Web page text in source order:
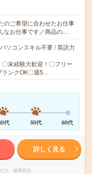
のご希望に合わせたお仕事
なお仕事です／商品の…
ソコンスキル不要 / 英語力
〇未経験大歓迎！〇フリー
ンクOK〇週5…
代 50代 60代
詳しく見る
ビス 採用担当